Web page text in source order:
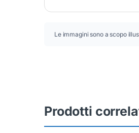
Le immagini sono a scopo
Prodotti